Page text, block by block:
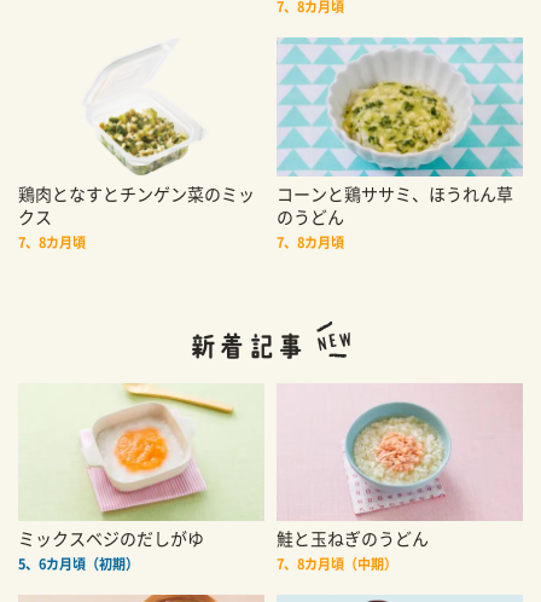
7、8カ月頃
鶏肉となすとチンゲン菜のミッ
クス
7、8カ月頃
コーンと鶏ササミ、ほうれん草
のうどん
7、8カ月頃
ミックスベジのだしがゆ
5、6カ月頃（初期）
鮭と玉ねぎのうどん
7、8カ月頃（中期）